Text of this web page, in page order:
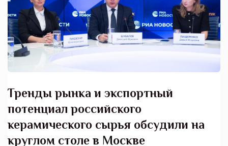
Тренды рынка и экспортный
потенциал российского
керамического сырья обсудили на
круглом столе в Москве